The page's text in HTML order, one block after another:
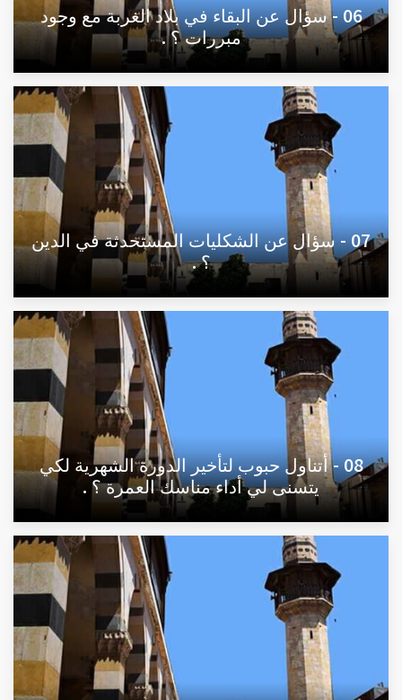
06 - سؤال عن البقاء في بلاد الغربة مع وجود
مبررات ؟ .
07 - سؤال عن الشكليات المستحدثة في الدين
؟ .
08 - أتناول حبوب لتأخير الدورة الشهرية لكي
يتسنى لي أداء مناسك العمرة ؟ .